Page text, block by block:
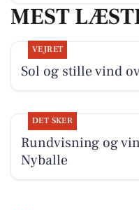
MEST
VEJRET
Sol og stille vind
DET SKER
Rundvisning og
Nyballe